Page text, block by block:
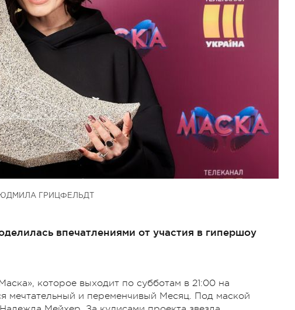
ГРИЦФЕЛЬДТ
впечатлениями от участия в гипершоу
которое выходит по субботам в 21:00 на
мечтательный и переменчивый Месяц. Под маской